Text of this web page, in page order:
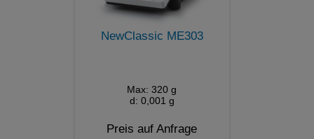
NewClassic ME303
Max: 320 g
d: 0,001 g
Preis auf Anfrage